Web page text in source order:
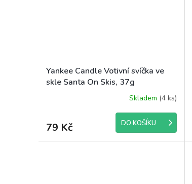
Yankee Candle Votivní svíčka ve
skle Santa On Skis, 37g
Skladem (4 ks)
79 Kč DO KOŠÍKU